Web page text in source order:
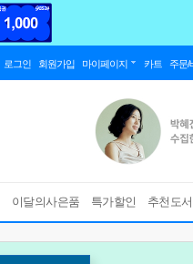
로그인 회원가입 마이페이지 카트 주문/
이달의사은품 특가할인 추천도서